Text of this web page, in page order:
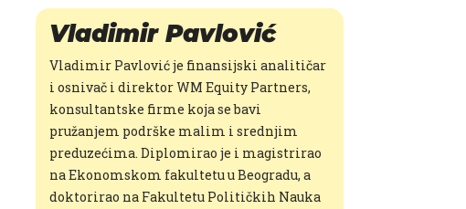
Vladimir Pavlović
​Vladimir Pavlović je finansijski analitičar
i osnivač i direktor WM Equity Partners,
konsultantske firme koja se bavi
pružanjem podrške malim i srednjim
preduzećima. Diplomirao je i magistrirao
na Ekonomskom fakultetu u Beogradu, a
doktorirao na Fakultetu Političkih Nauka